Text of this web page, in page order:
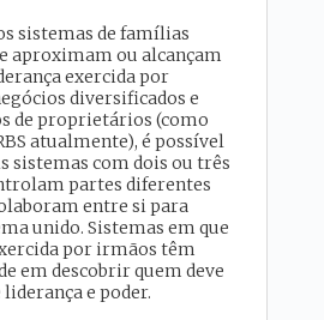
sistemas de famílias
aproximam ou alcançam
exercida por
diversificados e
de proprietários (como
atualmente), é possível
sistemas com dois ou três
partes diferentes
entre si para
unido. Sistemas em que
por irmãos têm
em descobrir quem deve
e poder.